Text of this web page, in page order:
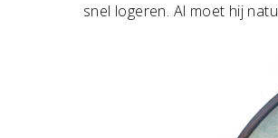
snel logeren. Al moet hij